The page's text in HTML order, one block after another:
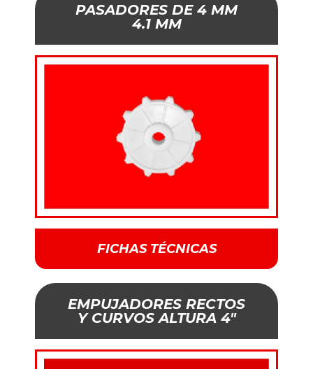
PASADORES DE 4 MM
4.1 MM
FICHAS TÉCNICAS
EMPUJADORES RECTOS
Y CURVOS ALTURA 4"